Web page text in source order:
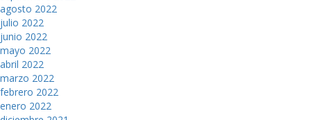
agosto 2022
julio 2022
junio 2022
mayo 2022
abril 2022
marzo 2022
febrero 2022
enero 2022